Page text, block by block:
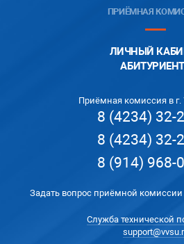
ПРИЁМНАЯ
ЛИЧНЫЙ
Приёмная комиссия в г.
8 (4234) 32-
8 (4234) 32-
8 (914) 968-
Задать вопрос приёмной комиссии
Служба технической